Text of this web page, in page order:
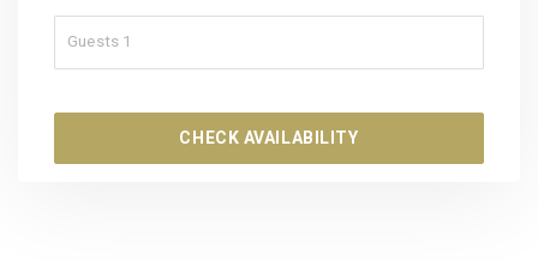
Guests 1
CHECK AVAILABILITY